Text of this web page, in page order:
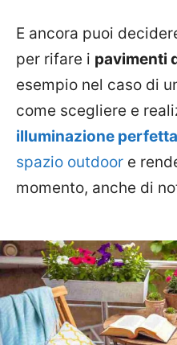
E ancora puoi
per rifare i pavimenti
esempio nel caso di
come scegliere e
illuminazione perfetta
spazio outdoor e
momento, anche di